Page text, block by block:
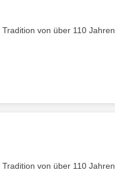
von über 110 Jahren
von über 110 Jahren